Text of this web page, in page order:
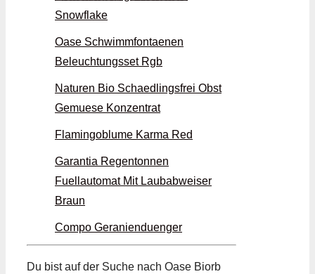
Snowflake
Oase Schwimmfontaenen
Beleuchtungsset Rgb
Naturen Bio Schaedlingsfrei Obst
Gemuese Konzentrat
Flamingoblume Karma Red
Garantia Regentonnen
Fuellautomat Mit Laubabweiser
Braun
Compo Geranienduenger
Du bist auf der Suche nach Oase Biorb